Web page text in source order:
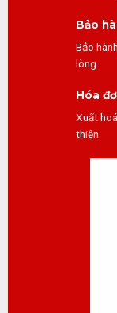
Bảo
Bảo
lòng
Hóa
Xuất
thiện